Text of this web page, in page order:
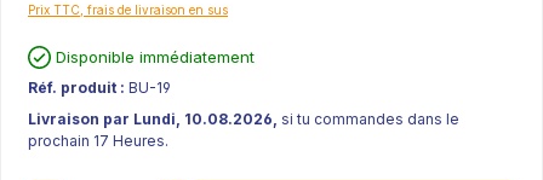
Prix TTC, frais de livraison en sus
Disponible immédiatement
Réf. produit : BU-19
Livraison par Lundi, 10.08.2026, si tu commandes dans le
prochain 17 Heures.